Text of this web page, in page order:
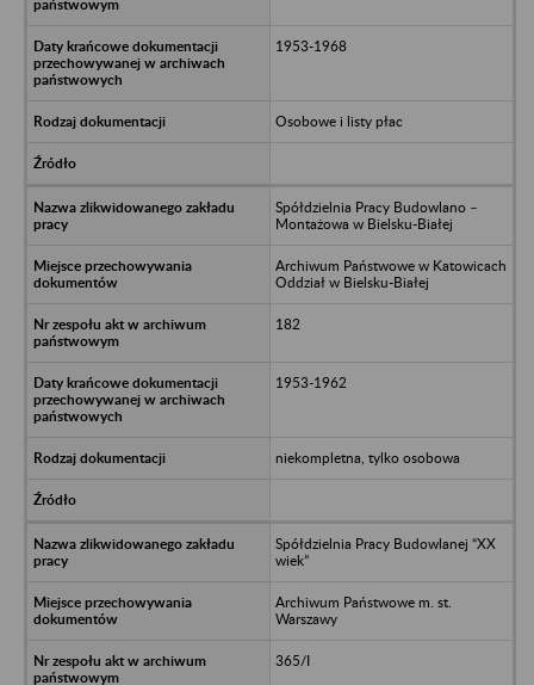
1953-1968
Osobowe i listy płac
Spółdzielnia Pracy Budowlano –
Montażowa w Bielsku-Białej
Archiwum Państwowe w Katowicach
Oddział w Bielsku-Białej
182
1953-1962
niekompletna, tylko osobowa
Spółdzielnia Pracy Budowlanej “XX
wiek”
Archiwum Państwowe m. st.
Warszawy
365/I